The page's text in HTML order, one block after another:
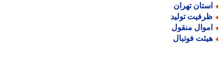
تهران
تولید
منقول
فوتبال